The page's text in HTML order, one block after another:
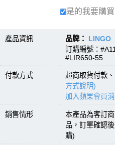
是的我要購買
產品資訊 品牌： LINGO
訂購編號：
#LIR650-55
付款方式 超商取貨付款
方式說明)
加入蘋果會員
銷售情形
本產品為客訂
品，訂單確認
購)